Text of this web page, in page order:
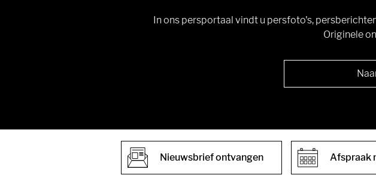
In ons persportaal vindt u persfoto's,
Originele
Afspraak
Nieuwsbrief ontvangen